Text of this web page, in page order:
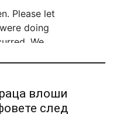
влоши
след